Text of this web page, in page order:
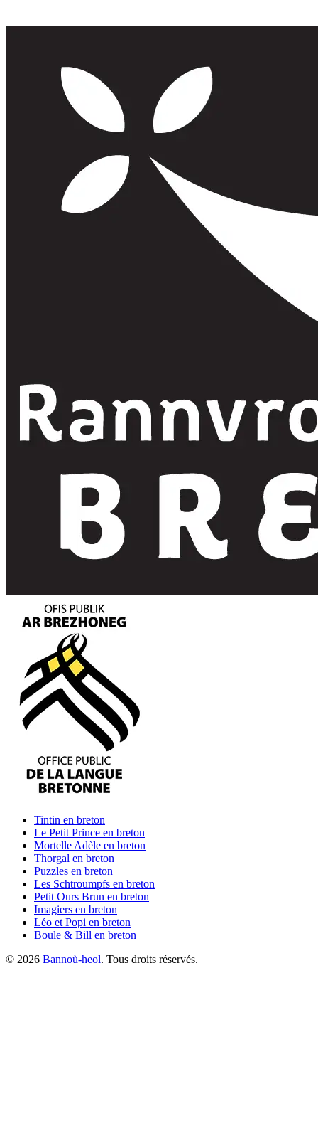
Tintin en breton
Le Petit Prince en breton
Mortelle Adèle en breton
Thorgal en breton
Puzzles en breton
Les Schtroumpfs en breton
Petit Ours Brun en breton
Imagiers en breton
Léo et Popi en breton
Boule & Bill en breton
© 2026 Bannoù-heol. Tous droits réservés.